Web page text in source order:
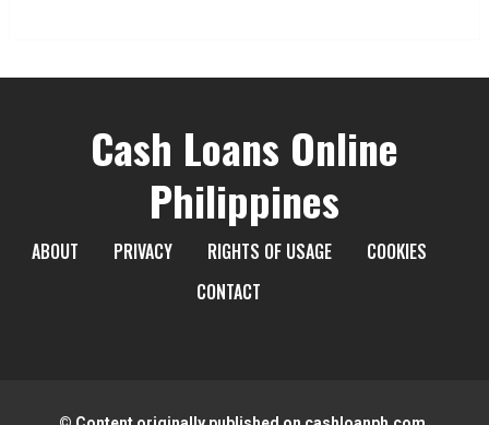
Cash Loans Online
Philippines
ABOUT PRIVACY RIGHTS OF USAGE
COOKIES
CONTACT